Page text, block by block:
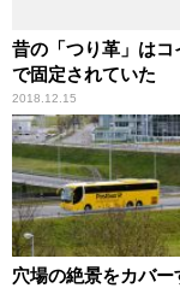
昔の「つり革」はコ
で固定されていた
2018.12.15
穴場の絶景をカバー